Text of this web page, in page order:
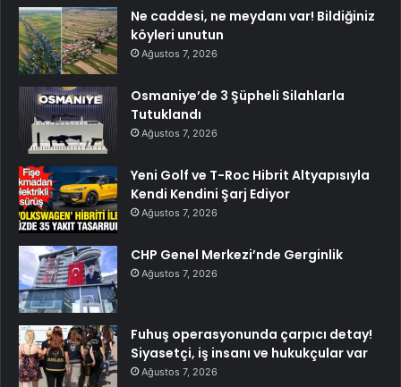
Ne caddesi, ne meydanı var! Bildiğiniz
köyleri unutun
Ağustos 7, 2026
Osmaniye’de 3 Şüpheli Silahlarla
Tutuklandı
Ağustos 7, 2026
Yeni Golf ve T-Roc Hibrit Altyapısıyla
Kendi Kendini Şarj Ediyor
Ağustos 7, 2026
CHP Genel Merkezi’nde Gerginlik
Ağustos 7, 2026
Fuhuş operasyonunda çarpıcı detay!
Siyasetçi, iş insanı ve hukukçular var
Ağustos 7, 2026